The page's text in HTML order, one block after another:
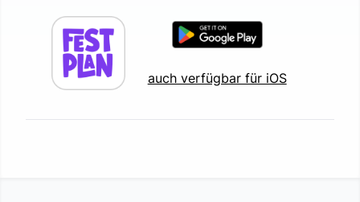
auch verfügbar für iOS